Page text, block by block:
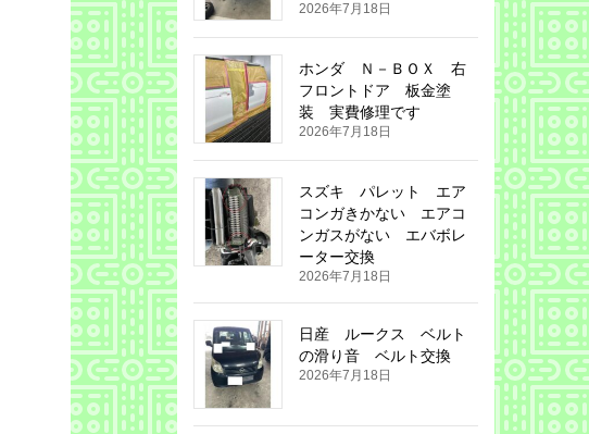
2026年7月18日
ホンダ Ｎ－ＢＯＸ 右
フロントドア 板金塗
装 実費修理です
2026年7月18日
スズキ パレット エア
コンガきかない エアコ
ンガスがない エバボレ
ーター交換
2026年7月18日
日産 ルークス ベルト
の滑り音 ベルト交換
2026年7月18日